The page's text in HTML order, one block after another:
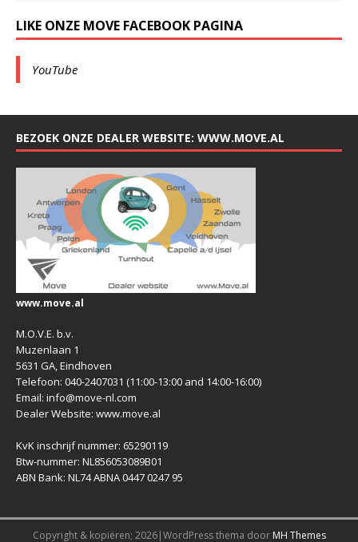
LIKE ONZE MOVE FACEBOOK PAGINA
YouTube
BEZOEK ONZE DEALER WEBSITE: WWW.MOVE.AL
www.move.al
M.O.V.E. b.v.
Muzenlaan 1
5631 GA, Eindhoven
Telefoon: 040-2407031 (11:00-13:00 and 14:00-16:00)
Email: info@move-nl.com
Dealer Website: www.move.al
KvK inschrijf nummer: 65290119
Btw-nummer: NL856053089B01
ABN Bank: NL74 ABNA 0447 0247 95
Copyright & kopiëren; 2026|WordPress thema door MH Themes